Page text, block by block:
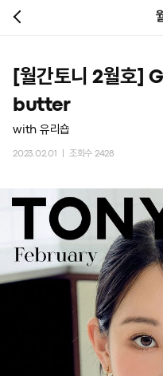
[월간토니 2월호]
butter
with 유리숍
2023.02.01 ㅣ 조회수 2428